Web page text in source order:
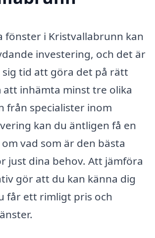
fönster i Kristvallabrunn kan
investering, och det är
tid att göra det på rätt
att inhämta minst tre olika
från specialister inom
kan du äntligen få en
vad som är den bästa
just dina behov. Att jämföra
gör att du kan känna dig
får ett rimligt pris och